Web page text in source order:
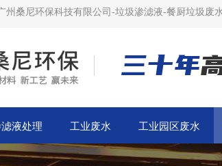
州桑尼环保科技有限公司-垃圾渗滤液-餐厨垃圾废
三十年
液处理 工业废水 工业园区废水